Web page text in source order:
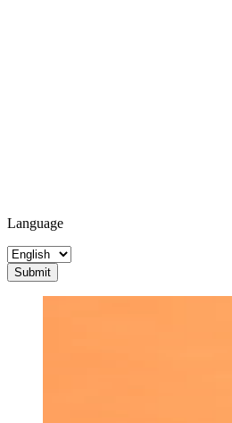
Language
Submit